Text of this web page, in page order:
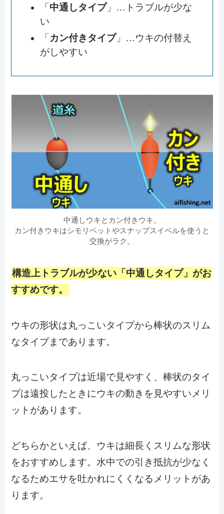
「 中通しタイプ」…トラブルが少な
い
「カン付きタイプ」…ウキの付替え
がしやすい
中通しウキとカン付きウキ。
カン付きウキはシモリペットやスナップスイベルを使うと
交換がラク。
構造上トラブルが少ない「中通しタイプ」がお
すすめです。
ウキの形状は丸っこいタイプから棒状のスリム
なタイプまであります。
丸っこいタイプは近場で見やすく、棒状のタイ
プは遠投したときにウキの動きを見やすいメリ
ットがあります。
どちらかといえば、ウキは細長くスリムな形状
をおすすめします。水中での引き抵抗が少なく
なるためエサを吐かれにくくなるメリットがあ
ります。